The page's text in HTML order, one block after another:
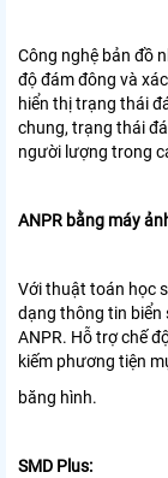
Công nghệ bản đồ
độ đám đông và
hiển thị trạng thái
chung, trạng thái
người lượng trong
ANPR bằng máy
Với thuật toán học
dạng thông tin biển
ANPR. Hỗ trợ chế
kiếm phương tiện
băng hình.
SMD Plus: